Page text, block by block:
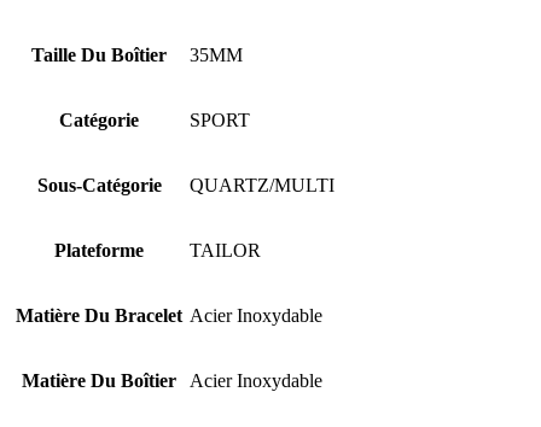
Taille Du Boîtier 35MM
Catégorie SPORT
Sous-Catégorie QUARTZ/MULTI
Plateforme TAILOR
Matière Du Bracelet Acier Inoxydable
Matière Du Boîtier Acier Inoxydable